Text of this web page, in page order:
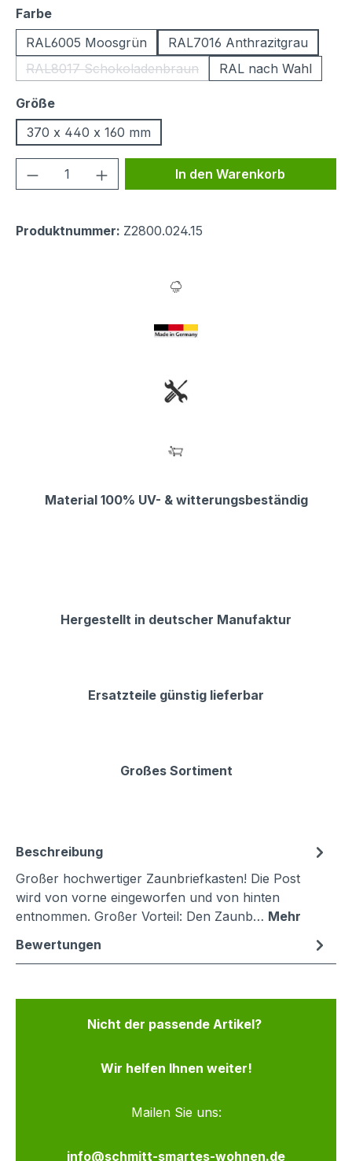
Farbeauswählen
RAL6005 Moosgrün
RAL7016 Anthrazitgrau
RAL8017 Schokoladenbraun
(Diese Option ist zurzeit nicht verfügbar.)
RAL nach Wahl
Größeauswählen
370 x 440 x 160 mm
Produkt Anzahl: Gib denIn den Warenkorb
Produktnummer: Z2800.024.15
Material 100% UV- & witterungsbeständig
Hergestellt in deutscher Manufaktur
Ersatzteile günstig lieferbar
Großes Sortiment
Beschreibung
Großer hochwertiger Zaunbriefkasten! Die Post
wird von vorne eingeworfen und von hinten
entnommen. Großer Vorteil: Den Zaunb… Mehr
Bewertungen
Nicht der passende Artikel?
Wir helfen Ihnen weiter!
Mailen Sie uns:
info@schmitt-smartes-wohnen.de